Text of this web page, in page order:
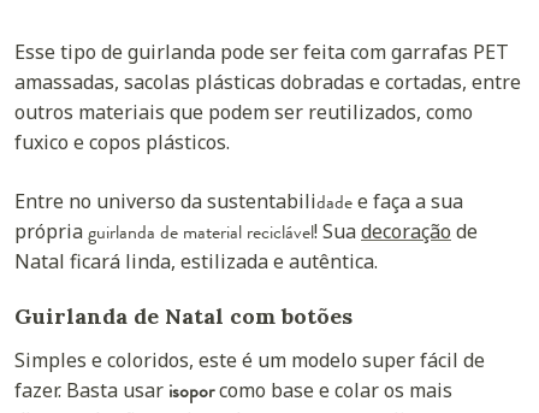
Essetipo de guirlanda pode ser feita com garrafas PET
amassadas, sacolas plásticas dobradas e cortadas, entre
outros materiais que podem ser reutilizados, como
fuxico e copos plásticos.
Entre no universo da sustentabilidadee faça a sua
própriaguirlanda de material reciclável! Suadecoração de
Natal ficará linda, estilizada e autêntica.
Guirlanda de Natal com botões
Simples e coloridos, este é um modelo super fácil de
fazer. Basta usar isoporcomo base e colar os mais